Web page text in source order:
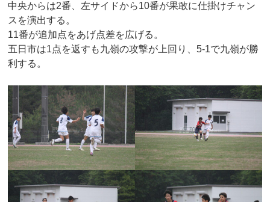
中央からは2番、左サイドから10番が果敢に仕掛けチャン
スを演出する。
11番が追加点をあげ点差を広げる。
五日市は1点を返すも九嶺の攻撃が上回り、5-1で九嶺が勝
利する。